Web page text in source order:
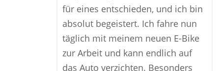
für eines entschieden, und ich bin
absolut begeistert. Ich fahre nun
täglich mit meinem neuen E-Bike
zur Arbeit und kann endlich auf
das Auto verzichten. Besonders